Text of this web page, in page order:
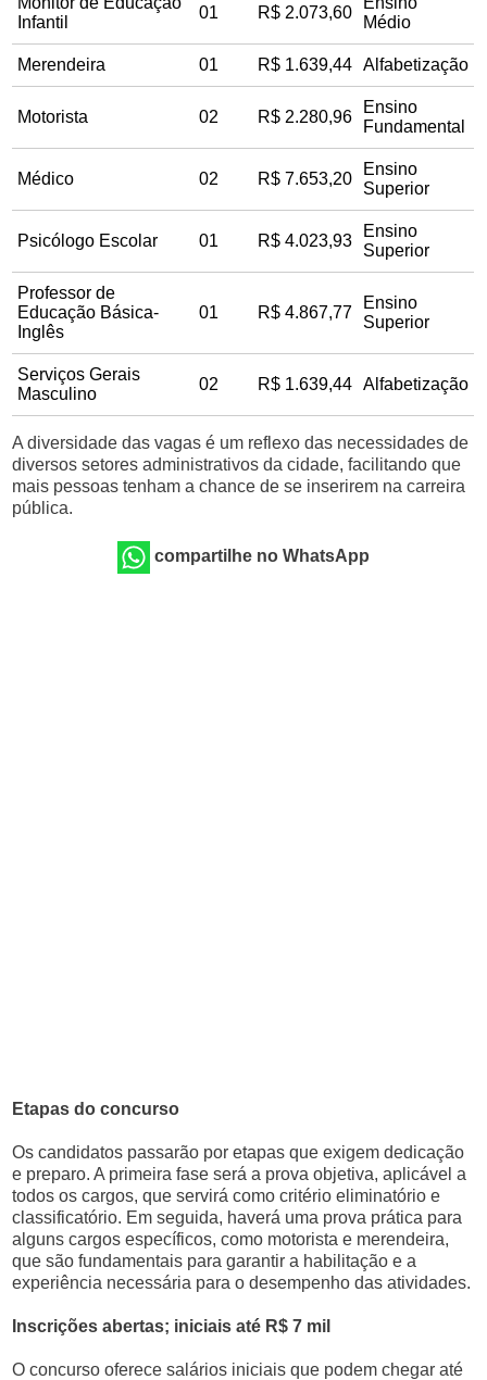
Infantil
01 R$ 2.073,60
Médio
Merendeira 01 R$ 1.639,44 Alfabetização
Motorista 02 R$ 2.280,96
Ensino
Fundamental
Médico 02 R$ 7.653,20
Ensino
Superior
Psicólogo Escolar 01 R$ 4.023,93
Ensino
Superior
Professor de
Educação Básica-
Inglês
01 R$ 4.867,77
Ensino
Superior
Serviços Gerais
Masculino
02 R$ 1.639,44 Alfabetização
A diversidade das vagas é um reflexo das necessidades de
diversos setores administrativos da cidade, facilitando que
mais pessoas tenham a chance de se inserirem na carreira
pública.
compartilhe no WhatsApp
Etapas do concurso
Os candidatos passarão por etapas que exigem dedicação
e preparo. A primeira fase será a prova objetiva, aplicável a
todos os cargos, que servirá como critério eliminatório e
classificatório. Em seguida, haverá uma prova prática para
alguns cargos específicos, como motorista e merendeira,
que são fundamentais para garantir a habilitação e a
experiência necessária para o desempenho das atividades.
Inscrições abertas; iniciais até R$ 7 mil
O concurso oferece salários iniciais que podem chegar até